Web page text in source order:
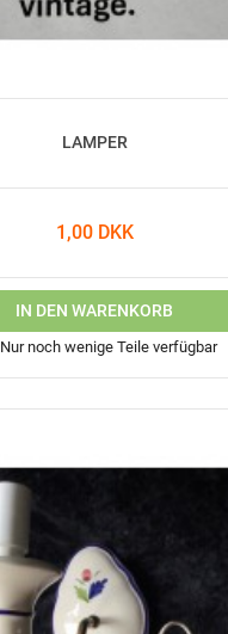
LAMPER
1,00 DKK
IN DEN WARENKORB
Nur noch wenige Teile verfügbar